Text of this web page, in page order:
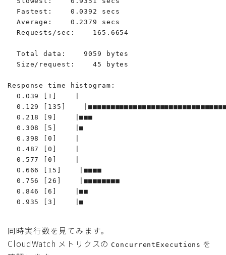
  Fastest:    0.0392 secs
  Average:    0.2379 secs
  Requests/sec:    165.6654
  Total data:    9059 bytes
  Size/request:    45 bytes
Response time histogram:
  0.039 [1]    |
0.129 [135]
  0.218 [9]    |■■■
  0.308 [5]    |■
  0.398 [0]    |
  0.487 [0]    |
  0.577 [0]    |
  0.666 [15]    |■■■■
  0.756 [26]    |■■■■■■■■
  0.846 [6]    |■■
  0.935 [3]    |■
同時実行数を見てみます。
CloudWatch メトリクスの ConcurrentExecutions を